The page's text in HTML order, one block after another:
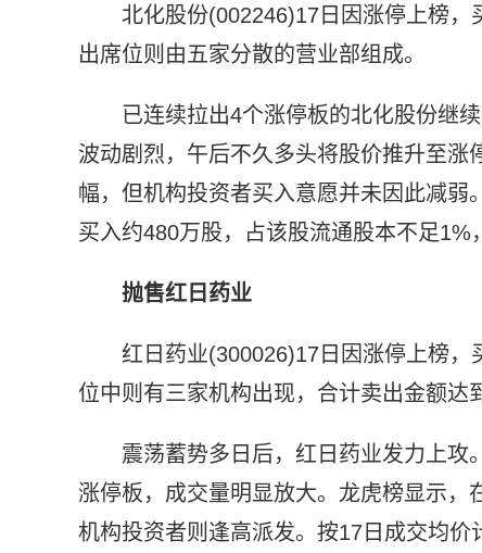
北化股份(002246)17日因涨停上榜
出席位则由五家分散的营业部组成。
已连续拉出4个涨停板的北化股份继
波动剧烈，午后不久多头将股价推升至
幅，但机构投资者买入意愿并未因此减
买入约480万股，占该股流通股本不足1%
抛售红日药业
红日药业(300026)17日因涨停上榜
位中则有三家机构出现，合计卖出金额达
震荡蓄势多日后，红日药业发力上攻
涨停板，成交量明显放大。龙虎榜显示，
机构投资者则逢高派发。按17日成交均